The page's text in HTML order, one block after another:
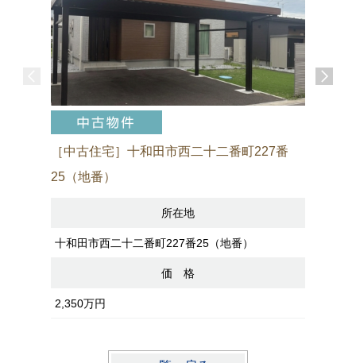
［中古住宅］十和田市西二十二番町227番
25（地番）
所在地
十和田市西二十二番町227番25（地番）
価 格
2,350万円